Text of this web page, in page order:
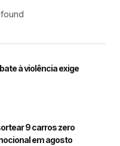
à violência exige
9 carros zero
em agosto